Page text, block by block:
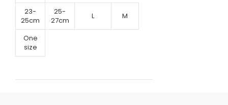
23-
25cm
25-
27cm
L M
One
size